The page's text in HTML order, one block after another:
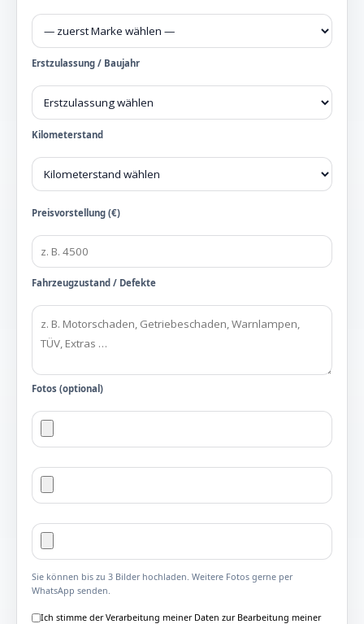
Erstzulassung / Baujahr
Kilometerstand
Preisvorstellung (€)
Fahrzeugzustand / Defekte
Fotos (optional)
Sie können bis zu 3 Bilder hochladen. Weitere Fotos gerne per
WhatsApp senden.
Ich stimme der Verarbeitung meiner Daten zur Bearbeitung meiner